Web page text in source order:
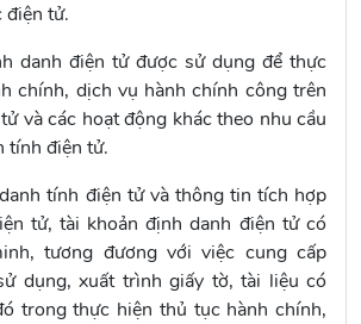
điện tử.
danh điện tử được sử dụng để thực
chính, dịch vụ hành chính công trên
và các hoạt động khác theo nhu cầu
tính điện tử.
tính điện tử và thông tin tích hợp
tử, tài khoản định danh điện tử có
tương đương với việc cung cấp
dụng, xuất trình giấy tờ, tài liệu có
trong thực hiện thủ tục hành chính,